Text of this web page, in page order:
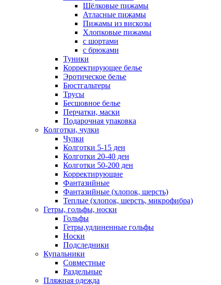
Шёлковые пижамы
Атласные пижамы
Пижамы из вискозы
Хлопковые пижамы
с шортами
с брюками
Туники
Корректирующее белье
Эротическое белье
Бюстгальтеры
Трусы
Бесшовное белье
Перчатки, маски
Подарочная упаковка
Колготки, чулки
Чулки
Колготки 5-15 ден
Колготки 20-40 ден
Колготки 50-200 ден
Корректирующие
Фантазийные
Фантазийные (хлопок, шерсть)
Теплые (хлопок, шерсть, микрофибра)
Гетры, гольфы, носки
Гольфы
Гетры,удлиненные гольфы
Носки
Подследники
Купальники
Совместные
Раздельные
Пляжная одежда